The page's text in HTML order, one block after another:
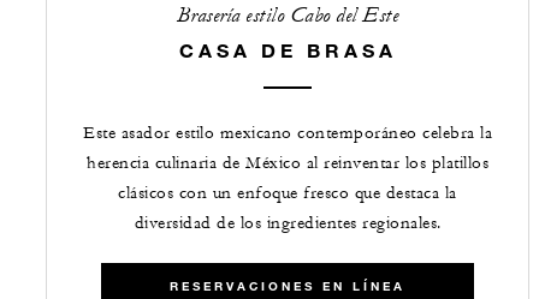
Brasería estilo Cabo del Este
CASA DE BRASA
Este asador estilo mexicano contemporáneo celebra la
herencia culinaria de México al reinventar los platillos
clásicos con un enfoque fresco que destaca la
diversidad de los ingredientes regionales.
RESERVACIONES EN LÍNEA